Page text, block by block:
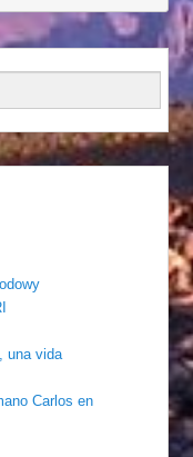
una vida
Carlos en